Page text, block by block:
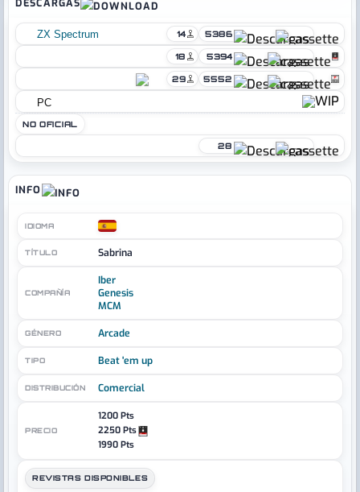
DESCARGAS
ZX Spectrum 14 5386
18 5394
29 5552
PC
NO OFICIAL
28
INFO
IDIOMA
TÍTULO Sabrina
COMPAÑÍA
Iber
Genesis
MCM
GÉNERO Arcade
TIPO Beat 'em up
DISTRIBUCIÓN Comercial
PRECIO
1200 Pts
2250 Pts
1990 Pts
REVISTAS DISPONIBLES